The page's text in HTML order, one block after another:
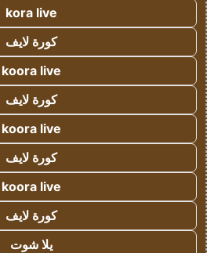
kora live
كورة لايف
koora live
كورة لايف
koora live
كورة لايف
koora live
كورة لايف
يلا شوت